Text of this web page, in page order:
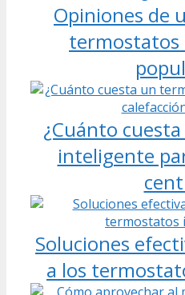
Opiniones de
¿Cuánto
inteligente
Soluciones
a los